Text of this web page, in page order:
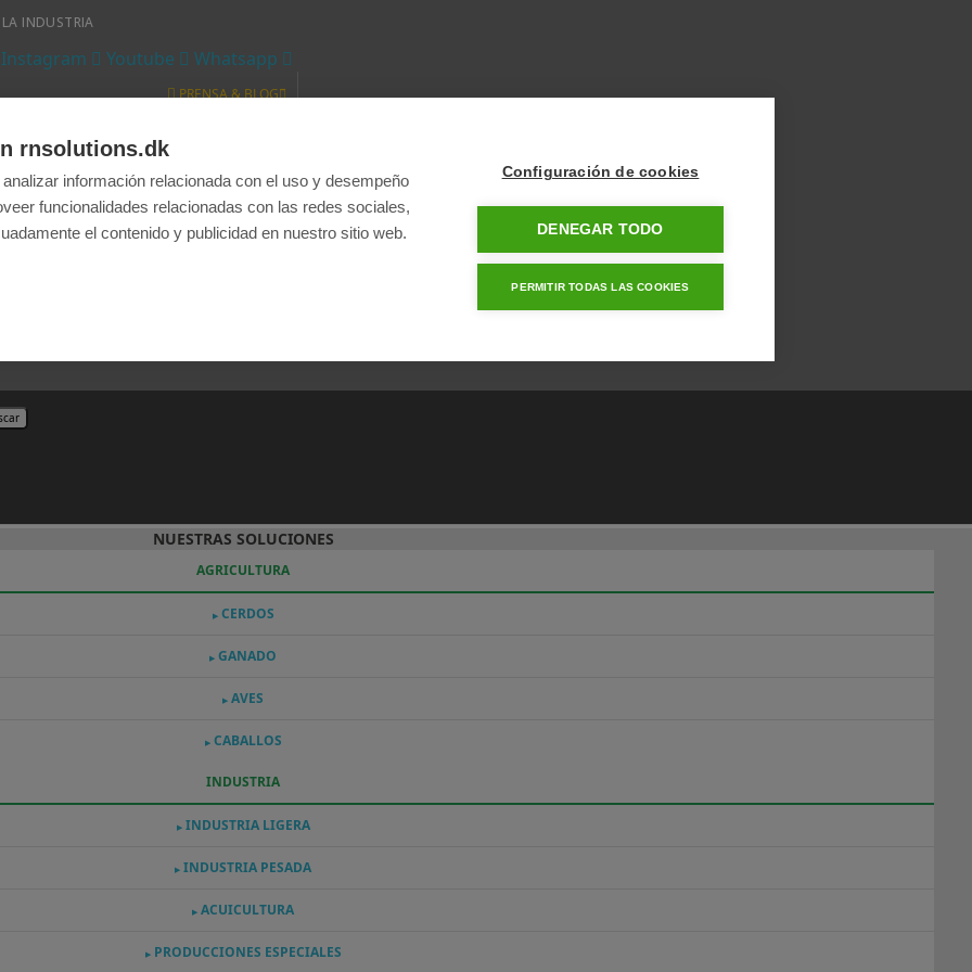
INDUSTRIA
Instagram Youtube Whatsapp
PRENSA & BLOG
ComercioPolítica de PrivacidadContáctanos
€ EUR
NUESTRAS SOLUCIONES
AGRICULTURA
▶ CERDOS
▶ GANADO
▶ AVES
▶ CABALLOS
INDUSTRIA
▶ INDUSTRIA LIGERA
▶ INDUSTRIA PESADA
▶ ACUICULTURA
▶ PRODUCCIONES ESPECIALES
rnsolutions.dk
información relacionada con el uso y desempeño
funcionalidades relacionadas con las redes sociales,
el contenido y publicidad en nuestro sitio web.
Configuración de cookies
DENEGAR TODO
PERMITIR TODAS LAS COOKIES